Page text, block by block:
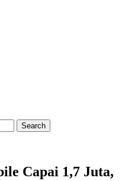
Capai 1,7 Juta,